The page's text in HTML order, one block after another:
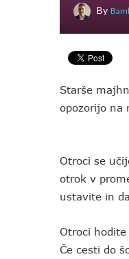
By
Starše
opozorijo na
Otroci se
otrok v
ustavite in
Otroci
Če cesti do